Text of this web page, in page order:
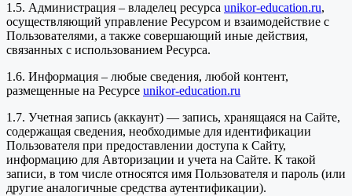
1.5. Администрация – владелец ресурса unikor-education.ru,
осуществляющий управление Ресурсом и взаимодействие с
Пользователями, а также совершающий иные действия,
связанных с использованием Ресурса.
1.6. Информация – любые сведения, любой контент,
размещенные на Ресурсе unikor-education.ru
1.7. Учетная запись (аккаунт) — запись, хранящаяся на Сайте,
содержащая сведения, необходимые для идентификации
Пользователя при предоставлении доступа к Сайту,
информацию для Авторизации и учета на Сайте. К такой
записи, в том числе относятся имя Пользователя и пароль (или
другие аналогичные средства аутентификации).